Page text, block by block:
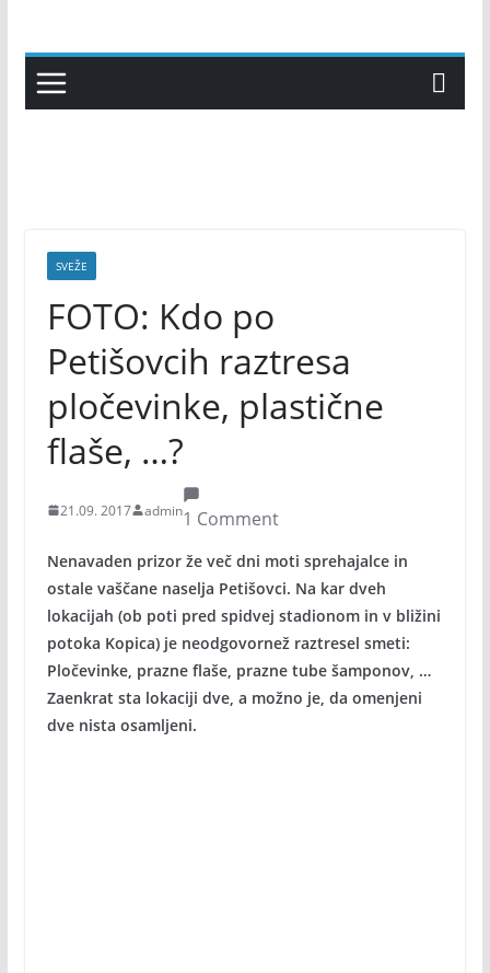
content
SVEŽE
FOTO: Kdo po
Petišovcih raztresa
pločevinke, plastične
flaše, …?
21.09. 2017 admin1 Comment
Nenavaden prizor že več dni moti sprehajalce in
ostale vaščane naselja Petišovci. Na kar dveh
lokacijah (ob poti pred spidvej stadionom in v bližini
potoka Kopica) je neodgovornež raztresel smeti:
Pločevinke, prazne flaše, prazne tube šamponov, …
Zaenkrat sta lokaciji dve, a možno je, da omenjeni
dve nista osamljeni.